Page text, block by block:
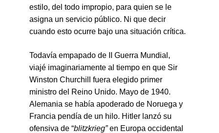
estilo, del todo impropio, para quien se le
asigna un servicio público. Ni que decir
cuando esto ocurre bajo una situación crítica.
Todavía empapado de II Guerra Mundial,
viajé imaginariamente al tiempo en que Sir
Winston Churchill fuera elegido primer
ministro del Reino Unido. Mayo de 1940.
Alemania se había apoderado de Noruega y
Francia pendía de un hilo. Hitler lanzó su
ofensiva de “blitzkrieg” en Europa occidental